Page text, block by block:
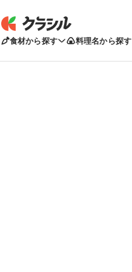
食材から探す 料理名から探す